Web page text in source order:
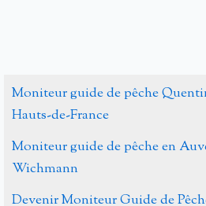
Moniteur guide de pêche
Hauts-de-France
Moniteur guide de pêche en
Wichmann
Devenir Moniteur Guide de